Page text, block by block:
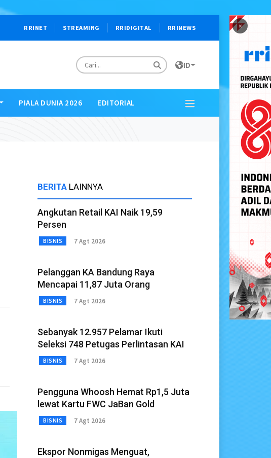
×
RRINET STREAMING RRIDIGITAL RRINEWS
ID
PIALA DUNIA 2026 EDITORIAL
BERITA LAINNYA
Angkutan Retail KAI Naik 19,59
Persen
BISNIS 7 Agt 2026
Pelanggan KA Bandung Raya
Mencapai 11,87 Juta Orang
BISNIS 7 Agt 2026
Sebanyak 12.957 Pelamar Ikuti
Seleksi 748 Petugas Perlintasan KAI
BISNIS 7 Agt 2026
Pengguna Whoosh Hemat Rp1,5 Juta
lewat Kartu FWC JaBan Gold
BISNIS 7 Agt 2026
Ekspor Nonmigas Menguat,